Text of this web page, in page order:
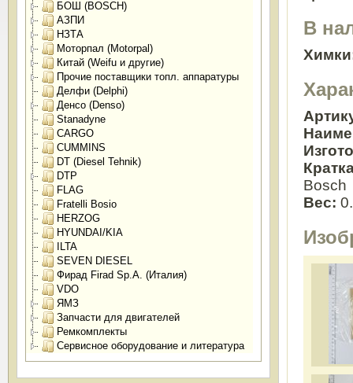
БОШ (BOSCH)
АЗПИ
НЗТА
Моторпал (Motorpal)
Китай (Weifu и другие)
Прочие поставщики топл. аппаратуры
Делфи (Delphi)
Денсо (Denso)
Stanadyne
CARGO
CUMMINS
DT (Diesel Tehnik)
DTP
FLAG
Fratelli Bosio
HERZOG
HYUNDAI/KIA
ILTA
SEVEN DIESEL
Фирад Firad Sp.A. (Италия)
VDO
ЯМЗ
Запчасти для двигателей
Ремкомплекты
Сервисное оборудование и литература
В
Bosch
Вес: